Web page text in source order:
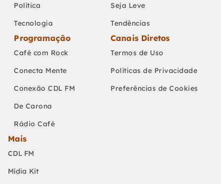
Política
Tecnologia
Seja Leve
Tendências
Programação
Café com Rock
Conecta Mente
Conexão CDL FM
De Carona
Rádio Café
Canais Diretos
Termos de Uso
Políticas de Privacidade
Preferências de Cookies
Mais
CDL FM
Mídia Kit